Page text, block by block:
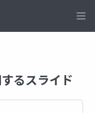
るスライド